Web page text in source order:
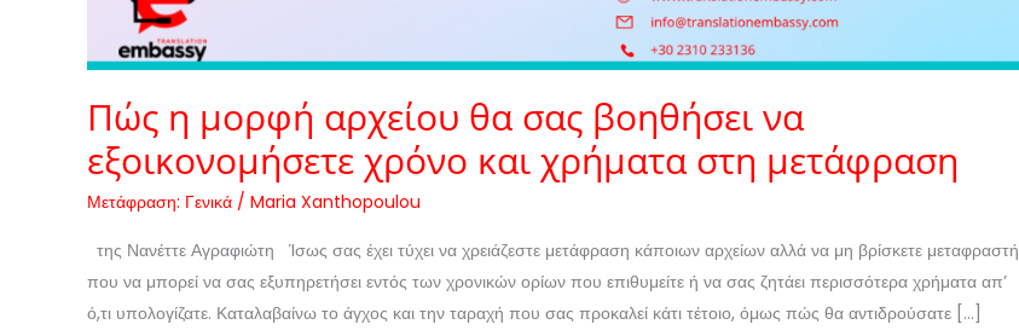
Πώς η μορφή αρχείου θα σας βοηθήσει να
εξοικονομήσετε χρόνο και χρήματα στη μετάφραση
Μετάφραση: Γενικά / Maria Xanthopoulou
της Νανέττε Αγραφιώτη Ίσως σας έχει τύχει να χρειάζεστε μετάφραση κάποιων αρχείων αλλά να μη βρίσκετε μεταφραστή
που να μπορεί να σας εξυπηρετήσει εντός των χρονικών ορίων που επιθυμείτε ή να σας ζητάει περισσότερα χρήματα απ’
ό,τι υπολογίζατε. Καταλαβαίνω το άγχος και την ταραχή που σας προκαλεί κάτι τέτοιο, όμως πώς θα αντιδρούσατε […]